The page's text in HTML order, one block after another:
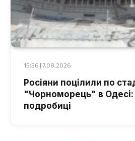
15:56 | 7.08.2026
Росіяни поцілили по
"Чорноморець" в Одесі:
подробиці